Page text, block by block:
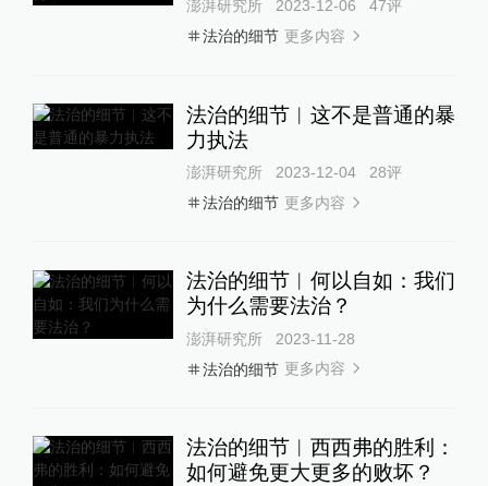
澎湃研究所 2023-12-06 47评
法治的细节 更多内容
法治的细节︱这不是普通的暴
力执法
澎湃研究所 2023-12-04 28评
法治的细节 更多内容
法治的细节︱何以自如：我们
为什么需要法治？
澎湃研究所
2023-11-28
法治的细节 更多内容
法治的细节︱西西弗的胜利：
如何避免更大更多的败坏？